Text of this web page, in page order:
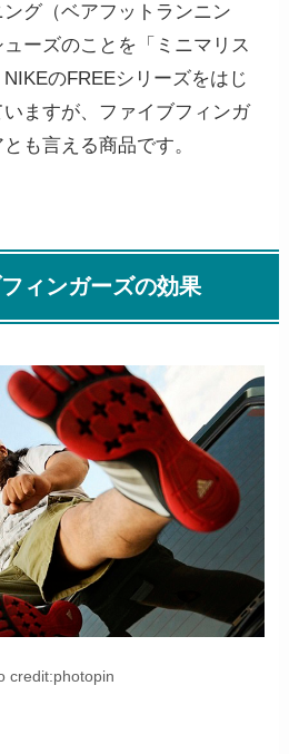
グ（ベアフットランニン
ーズのことを「ミニマリス
のFREEシリーズをはじ
ますが、ファイブフィンガ
も言える商品です。
ィンガーズの効果
credit:photopin